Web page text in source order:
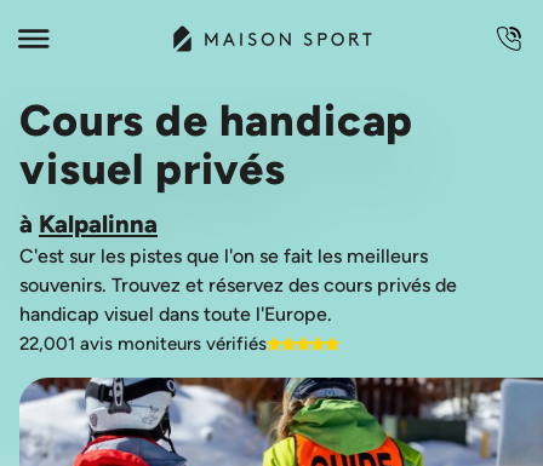
Cours de handicap
visuel privés
à Kalpalinna
C'est sur les pistes que l'on se fait les meilleurs
souvenirs. Trouvez et réservez des cours privés de
22,001 avis moniteurs vérifiés